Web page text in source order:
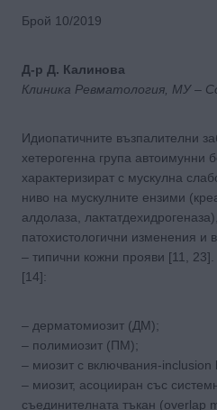
Брой 10/2019
Д-р Д. Калинова
Клиника Ревматология, МУ –
Идиопатичните възпалителни
хетерогенна група автоимунни
характеризират с мускулна
ниво на мускулните ензими
алдолаза,
патохистологични изменeния и
– типични кожни прояви [11,
[14]:
– дерматомиозит (ДМ);
– полимиозит (ПМ);
– миозит с включвания-
– миозит, асоцииран със
съединителната тъкан (overlap